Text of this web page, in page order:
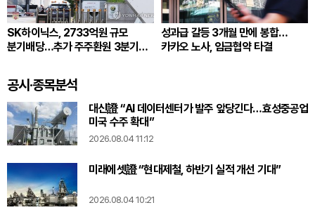
SK하이닉스, 2733억원 규모
분기배당…추가 주주환원 3분기
성과급 갈등 3개월 만에 봉합…
카카오 노사, 임금협약 타결
공시·종목분석
대신證 “AI 데이터센터가 발주 앞당긴다…효성중공업
미국 수주 확대”
2026.08.04 11:12
미래에셋證 “현대제철, 하반기 실적 개선 기대”
2026.08.04 10:21